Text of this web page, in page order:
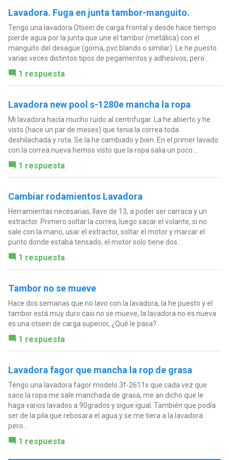
Lavadora. Fuga en junta tambor-manguito.
Tengo una lavadora Otsein de carga frontal y desde hace tiempo
pierde agua por la junta que une el tambor (metálica) con el
manguito del desagüe (goma, pvc blando o similar). Le he puesto
varias veces distintos tipos de pegamentos y adhesivos, pero...
1 respuesta
Lavadora new pool s-1280e mancha la ropa
Mi lavadora hacía mucho ruido al centrifugar. La he abierto y he
visto (hace un par de meses) que tenia la correa toda
deshilachada y rota. Se la he cambiado y bien. En el primer lavado
con la correa nueva hemos visto que la ropa salia un poco...
1 respuesta
Cambiar rodamientos Lavadora
Herramientas necesarias, llave de 13, a poder ser carraca y un
extractor. Primero soltar la correa, luego sacar el volante, si no
sale con la mano, usar el extractor, soltar el motor y marcar el
punto donde estaba tensado, el motor solo tiene dos...
1 respuesta
Tambor no se mueve
Hace dos semanas que no lavo con la lavadora, la he puesto y el
tambor está muy duro casi no se mueve, la lavadora no es nueva
es una otsein de carga superior, ¿Qué le pasa?
1 respuesta
Lavadora fagor que mancha la rop de grasa
Tengo una lavadora fagor modelo 3f-2611x que cada vez que
saco la ropa me sale manchada de grasa, me an dicho que le
haga varios lavados a 90grados y sigue igual. También que podía
ser de la pila que rebosara el agua y se me tiera a la lavadora
pero...
1 respuesta